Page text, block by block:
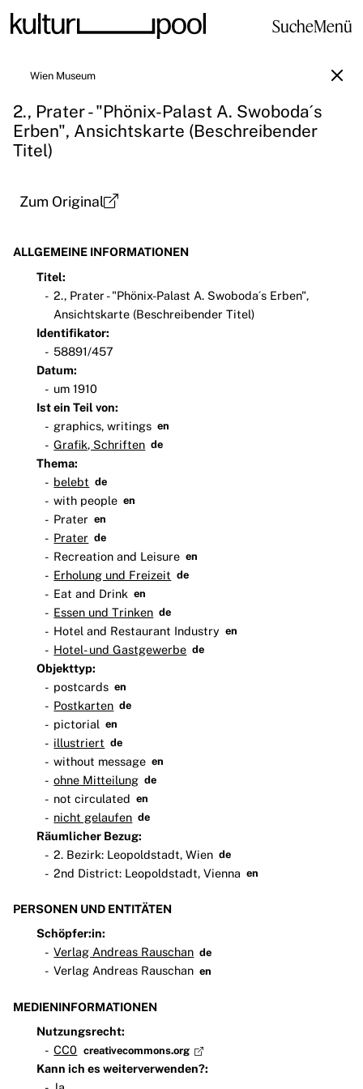
SucheMenü
Wien Museum
2., Prater - "Phönix-Palast A. Swoboda´s
Erben", Ansichtskarte (Beschreibender
Titel)
Zum Original
ALLGEMEINE INFORMATIONEN
Titel:
2., Prater - "Phönix-Palast A. Swoboda´s Erben",
Ansichtskarte (Beschreibender Titel)
Identifikator:
58891/457
Datum:
um 1910
Ist ein Teil von:
graphics, writings en
Grafik, Schriften de
Thema:
belebt de
with people en
Prater en
Prater de
Recreation and Leisure en
Erholung und Freizeit de
Eat and Drink en
Essen und Trinken de
Hotel and Restaurant Industry en
Hotel- und Gastgewerbe de
Objekttyp:
postcards en
Postkarten de
pictorial en
illustriert de
without message en
ohne Mitteilung de
not circulated en
nicht gelaufen de
Räumlicher Bezug:
2. Bezirk: Leopoldstadt, Wien de
2nd District: Leopoldstadt, Vienna en
PERSONEN UND ENTITÄTEN
Schöpfer:in:
Verlag Andreas Rauschan de
Verlag Andreas Rauschan en
MEDIENINFORMATIONEN
Nutzungsrecht:
CC0 creativecommons.org
Kann ich es weiterverwenden?: